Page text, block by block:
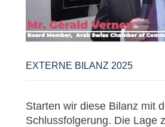
EXTERNE BILANZ 2025
Starten wir diese Bilanz mit
Schlussfolgerung. Die Lage